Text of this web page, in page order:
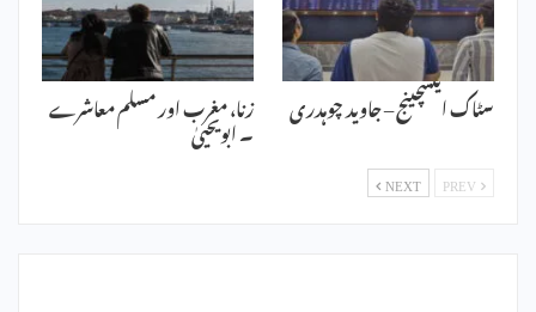
سٹاک ایکسچینج – جاوید چوہدری زنا، مغرب اور مسلم معاشرے
۔ ابویحییٰ
NEXT